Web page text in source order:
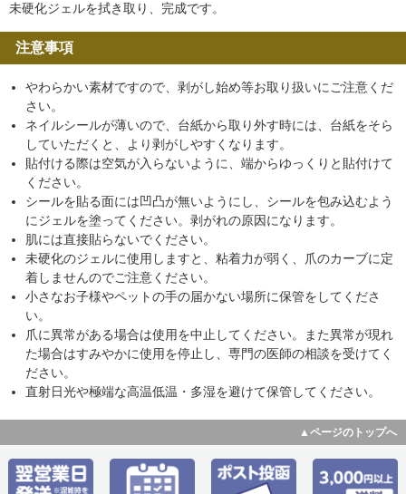
未硬化ジェルを拭き取り、完成です。
注意事項
やわらかい素材ですので、剥がし始め等お取り扱いにご注意くだ
さい。
ネイルシールが薄いので、台紙から取り外す時には、台紙をそら
していただくと、より剥がしやすくなります。
貼付ける際は空気が入らないように、端からゆっくりと貼付けて
ください。
シールを貼る面には凹凸が無いようにし、シールを包み込むよう
にジェルを塗ってください。剥がれの原因になります。
肌には直接貼らないでください。
未硬化のジェルに使用しますと、粘着力が弱く、爪のカーブに定
着しませんのでご注意ください。
小さなお子様やペットの手の届かない場所に保管をしてくださ
い。
爪に異常がある場合は使用を中止してください。また異常が現れ
た場合はすみやかに使用を停止し、専門の医師の相談を受けてく
ださい。
直射日光や極端な高温低温・多湿を避けて保管してください。
▲ページのトップへ